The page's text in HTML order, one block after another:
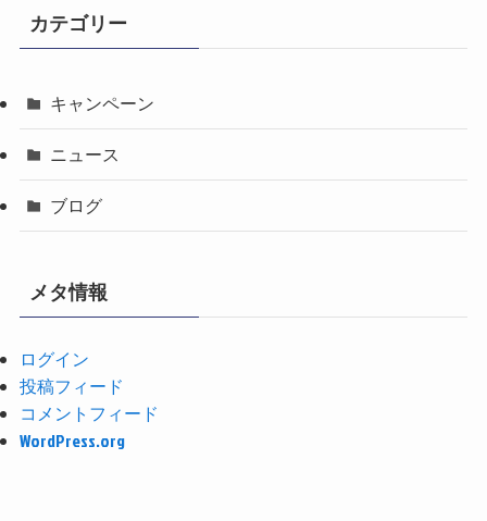
カテゴリー
キャンペーン
ニュース
ブログ
メタ情報
ログイン
投稿フィード
コメントフィード
WordPress.org